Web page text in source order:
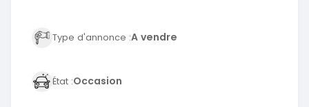
Type d'annonce :A vendre
État :Occasion